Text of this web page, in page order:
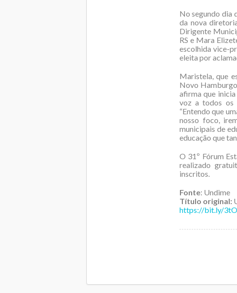
No segundo dia
da nova
Dirigente
RS e Mara
escolhida vice-
eleita por
Maristela, que
Novo
afirma que
voz a todos os
“Entendo que
nosso foco,
municipais de
educação que
O 31º Fórum
realizado
inscritos.
Fonte: Undime
Título original:
https://bit.ly/